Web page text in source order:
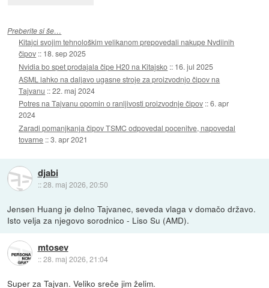
Preberite si še…
Kitajci svojim tehnološkim velikanom prepovedali nakupe Nvdiinih
čipov :: 18. sep 2025
Nvidia bo spet prodajala čipe H20 na Kitajsko :: 16. jul 2025
ASML lahko na daljavo ugasne stroje za proizvodnjo čipov na
Tajvanu ::22. maj 2024
Potres na Tajvanu opomin o ranljivosti proizvodnje čipov ::6. apr
2024
Zaradi pomanjkanja čipov TSMC odpovedal pocenitve, napovedal
tovarne ::3. apr 2021
djabi
::28. maj 2026, 20:50
Jensen Huang je delno Tajvanec, seveda vlaga v domačo državo.
Isto velja za njegovo sorodnico - Liso Su (AMD).
mtosev
::28. maj 2026, 21:04
Super za Tajvan. Veliko sreče jim želim.